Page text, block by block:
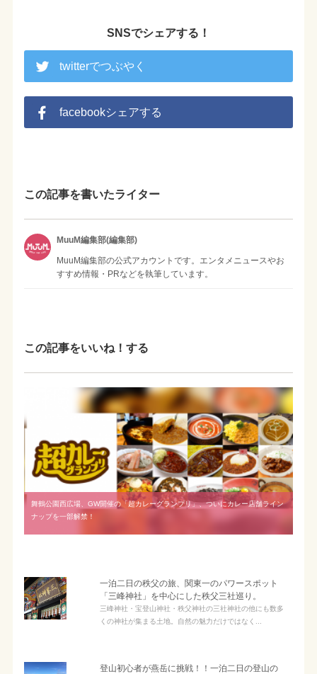
SNSでシェアする！
twitterでつぶやく
facebookシェアする
この記事を書いたライター
MuuM編集部(編集部)
MuuM編集部の公式アカウントです。エンタメニュースやお
すすめ情報・PRなどを執筆しています。
この記事をいいね！する
舞鶴公園西広場、GW開催の「超カレーグランプリ」、ついにカレー店舗ライン
ナップを一部解禁！
一泊二日の秩父の旅、関東一のパワースポット
「三峰神社」を中心にした秩父三社巡り。
三峰神社・宝登山神社・秩父神社の三社神社の他にも数多
くの神社が集まる土地。自然の魅力だけではなく...
登山初心者が燕岳に挑戦！！一泊二日の登山の